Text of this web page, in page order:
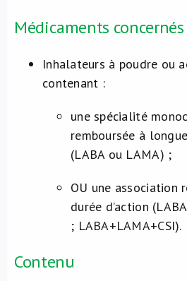
Médicaments concernés
Inhalateurs à poudre ou
contenant :
une spécialité
remboursée à
(LABA ou LAMA) ;
OU une association
durée d’action
; LABA+LAMA+CSI).
Contenu